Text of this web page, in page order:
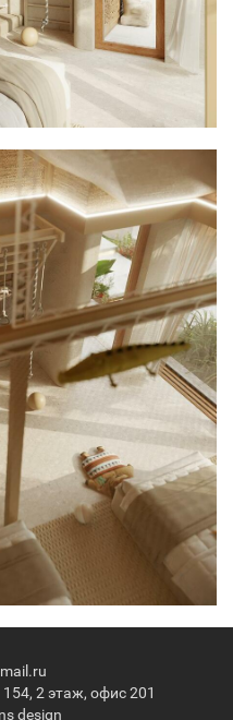
2 этаж, офис 201
design